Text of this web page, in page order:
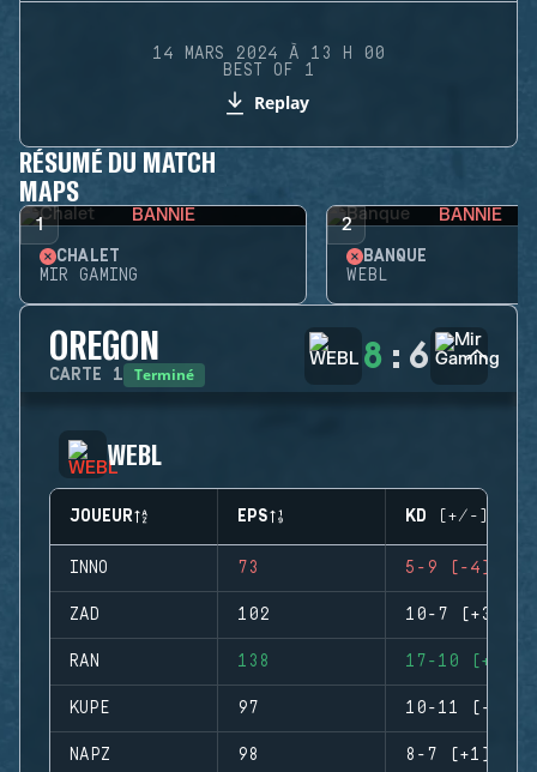
14 MARS 2024 À 13 H 00
BEST OF 1
Replay
RÉSUMÉ DU MATCH
MAPS
1 BANNIE
CHALET
MIR GAMING
2 BANNIE
BANQUE
WEBL
OREGON
CARTE 1 Terminé 8 : 6
WEBL
JOUEUR EPS KD (+/-)
INNO 73 5-9 (-4)
ZAD 102 10-7 (+3)
RAN 138 17-10 (+7)
KUPE 97 10-11 (-1)
NAPZ 98 8-7 (+1)